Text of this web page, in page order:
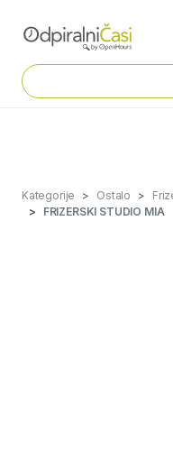
Kategorije Ostalo
FRIZERSKI STUDIO MIA